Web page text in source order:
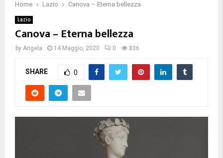
Home Lazio Canova – Eterna bellezza
Lazio
Canova – Eterna bellezza
by Angela 14 Maggio, 2020 0 836
SHARE 0